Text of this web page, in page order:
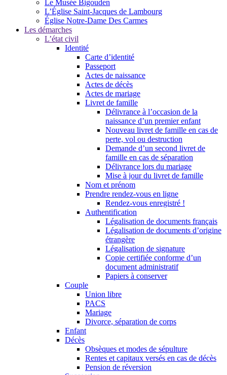
Le Musée Bigouden
L’Église Saint-Jacques de Lambourg
Église Notre-Dame Des Carmes
Les démarches
L’état civil
Identité
Carte d’identité
Passeport
Actes de naissance
Actes de décès
Actes de mariage
Livret de famille
Délivrance à l’occasion de la
naissance d’un premier enfant
Nouveau livret de famille en cas de
perte, vol ou destruction
Demande d’un second livret de
famille en cas de séparation
Délivrance lors du mariage
Mise à jour du livret de famille
Nom et prénom
Prendre rendez-vous en ligne
Rendez-vous enregistré !
Authentification
Légalisation de documents français
Légalisation de documents d’origine
étrangère
Légalisation de signature
Copie certifiée conforme d’un
document administratif
Papiers à conserver
Couple
Union libre
PACS
Mariage
Divorce, séparation de corps
Enfant
Décès
Obsèques et modes de sépulture
Rentes et capitaux versés en cas de décès
Pension de réversion